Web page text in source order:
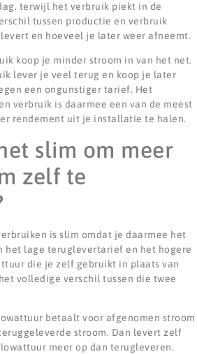
terwijl het verbruik piekt in de
tussen productie en verbruik
en hoeveel je later weer afneemt.
koop je minder stroom in van het net.
lever je veel terug en koop je later
een ongunstiger tarief. Het
verbruik is daarmee een van de meest
rendement uit je installatie te halen.
slim om meer
zelf te
is slim omdat je daarmee het
het lage teruglevertarief en het hogere
die je zelf gebruikt in plaats van
volledige verschil tussen die twee
betaalt voor afgenomen stroom
stroom. Dan levert zelf
meer op dan terugleveren.